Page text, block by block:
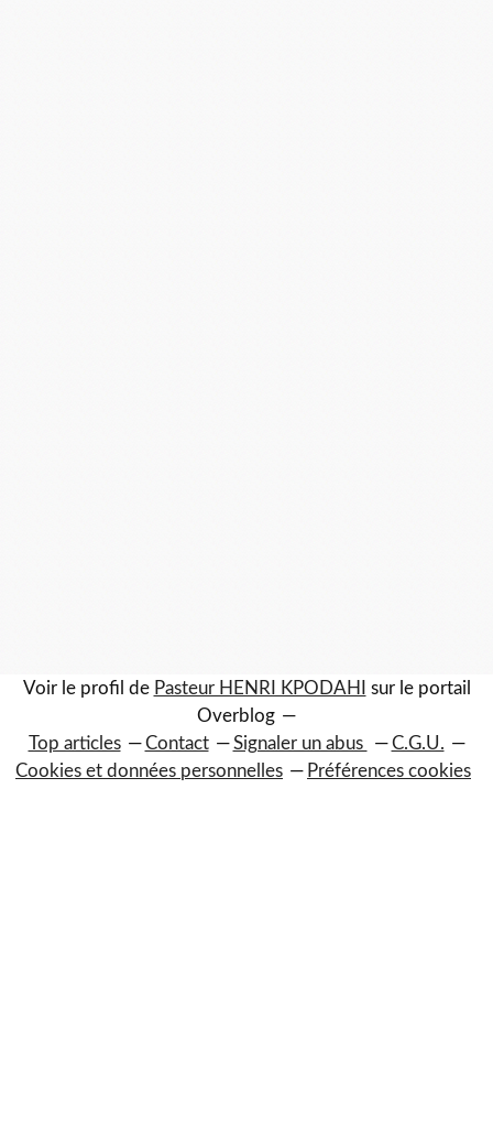
Voir le profil de Pasteur HENRI KPODAHI
sur le portail
Overblog
Top articles
Contact Signaler un abus
C.G.U.
Cookies et données personnelles
Préférences cookies